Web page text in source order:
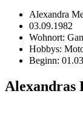
Alexandra
03.09.1982⠀
Wohnort:
Hobbys:
Beginn:
Alexandras